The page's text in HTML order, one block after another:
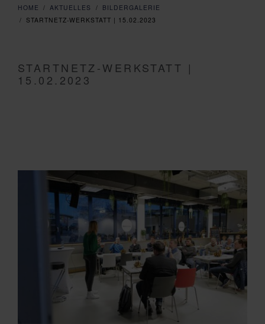
HOME AKTUELLES
BILDERGALERIE
STARTNETZ-WERKSTATT | 15.02.2023
STARTNETZ-WERKSTATT |
15.02.2023